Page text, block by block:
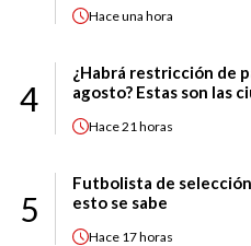
Haceuna hora
4
¿Habrá restricción de
agosto? Estas son las
Hace21 horas
5
Futbolista de
esto se sabe
Hace 17 horas